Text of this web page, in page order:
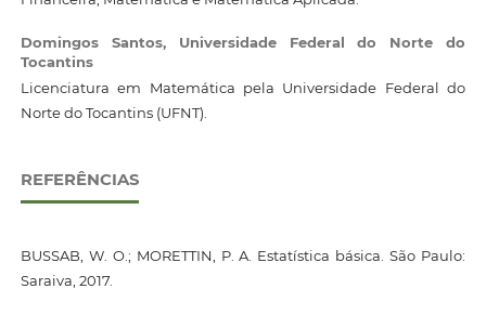
Domingos Santos, Universidade Federal do Norte do
Tocantins
Licenciatura em Matemática pela Universidade Federal do
Norte do Tocantins (UFNT).
REFERÊNCIAS
BUSSAB, W. O.; MORETTIN, P. A. Estatística básica. São Paulo:
Saraiva, 2017.